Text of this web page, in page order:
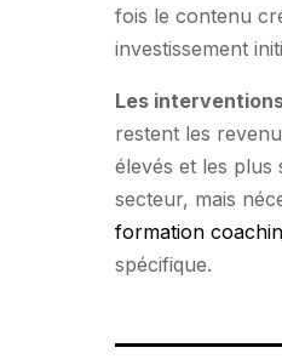
fois le contenu
investissement
Les
restent les
élevés et les plus
secteur, mais
formation
spécifique.